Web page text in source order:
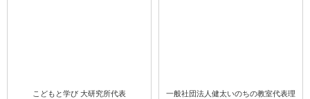
こどもと学び 大研究所代表
一般社団法人健太いのちの教室代表理